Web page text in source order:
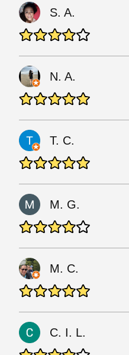
S. A.
N. A.
T. C.
M. G.
M. C.
C. I. L.